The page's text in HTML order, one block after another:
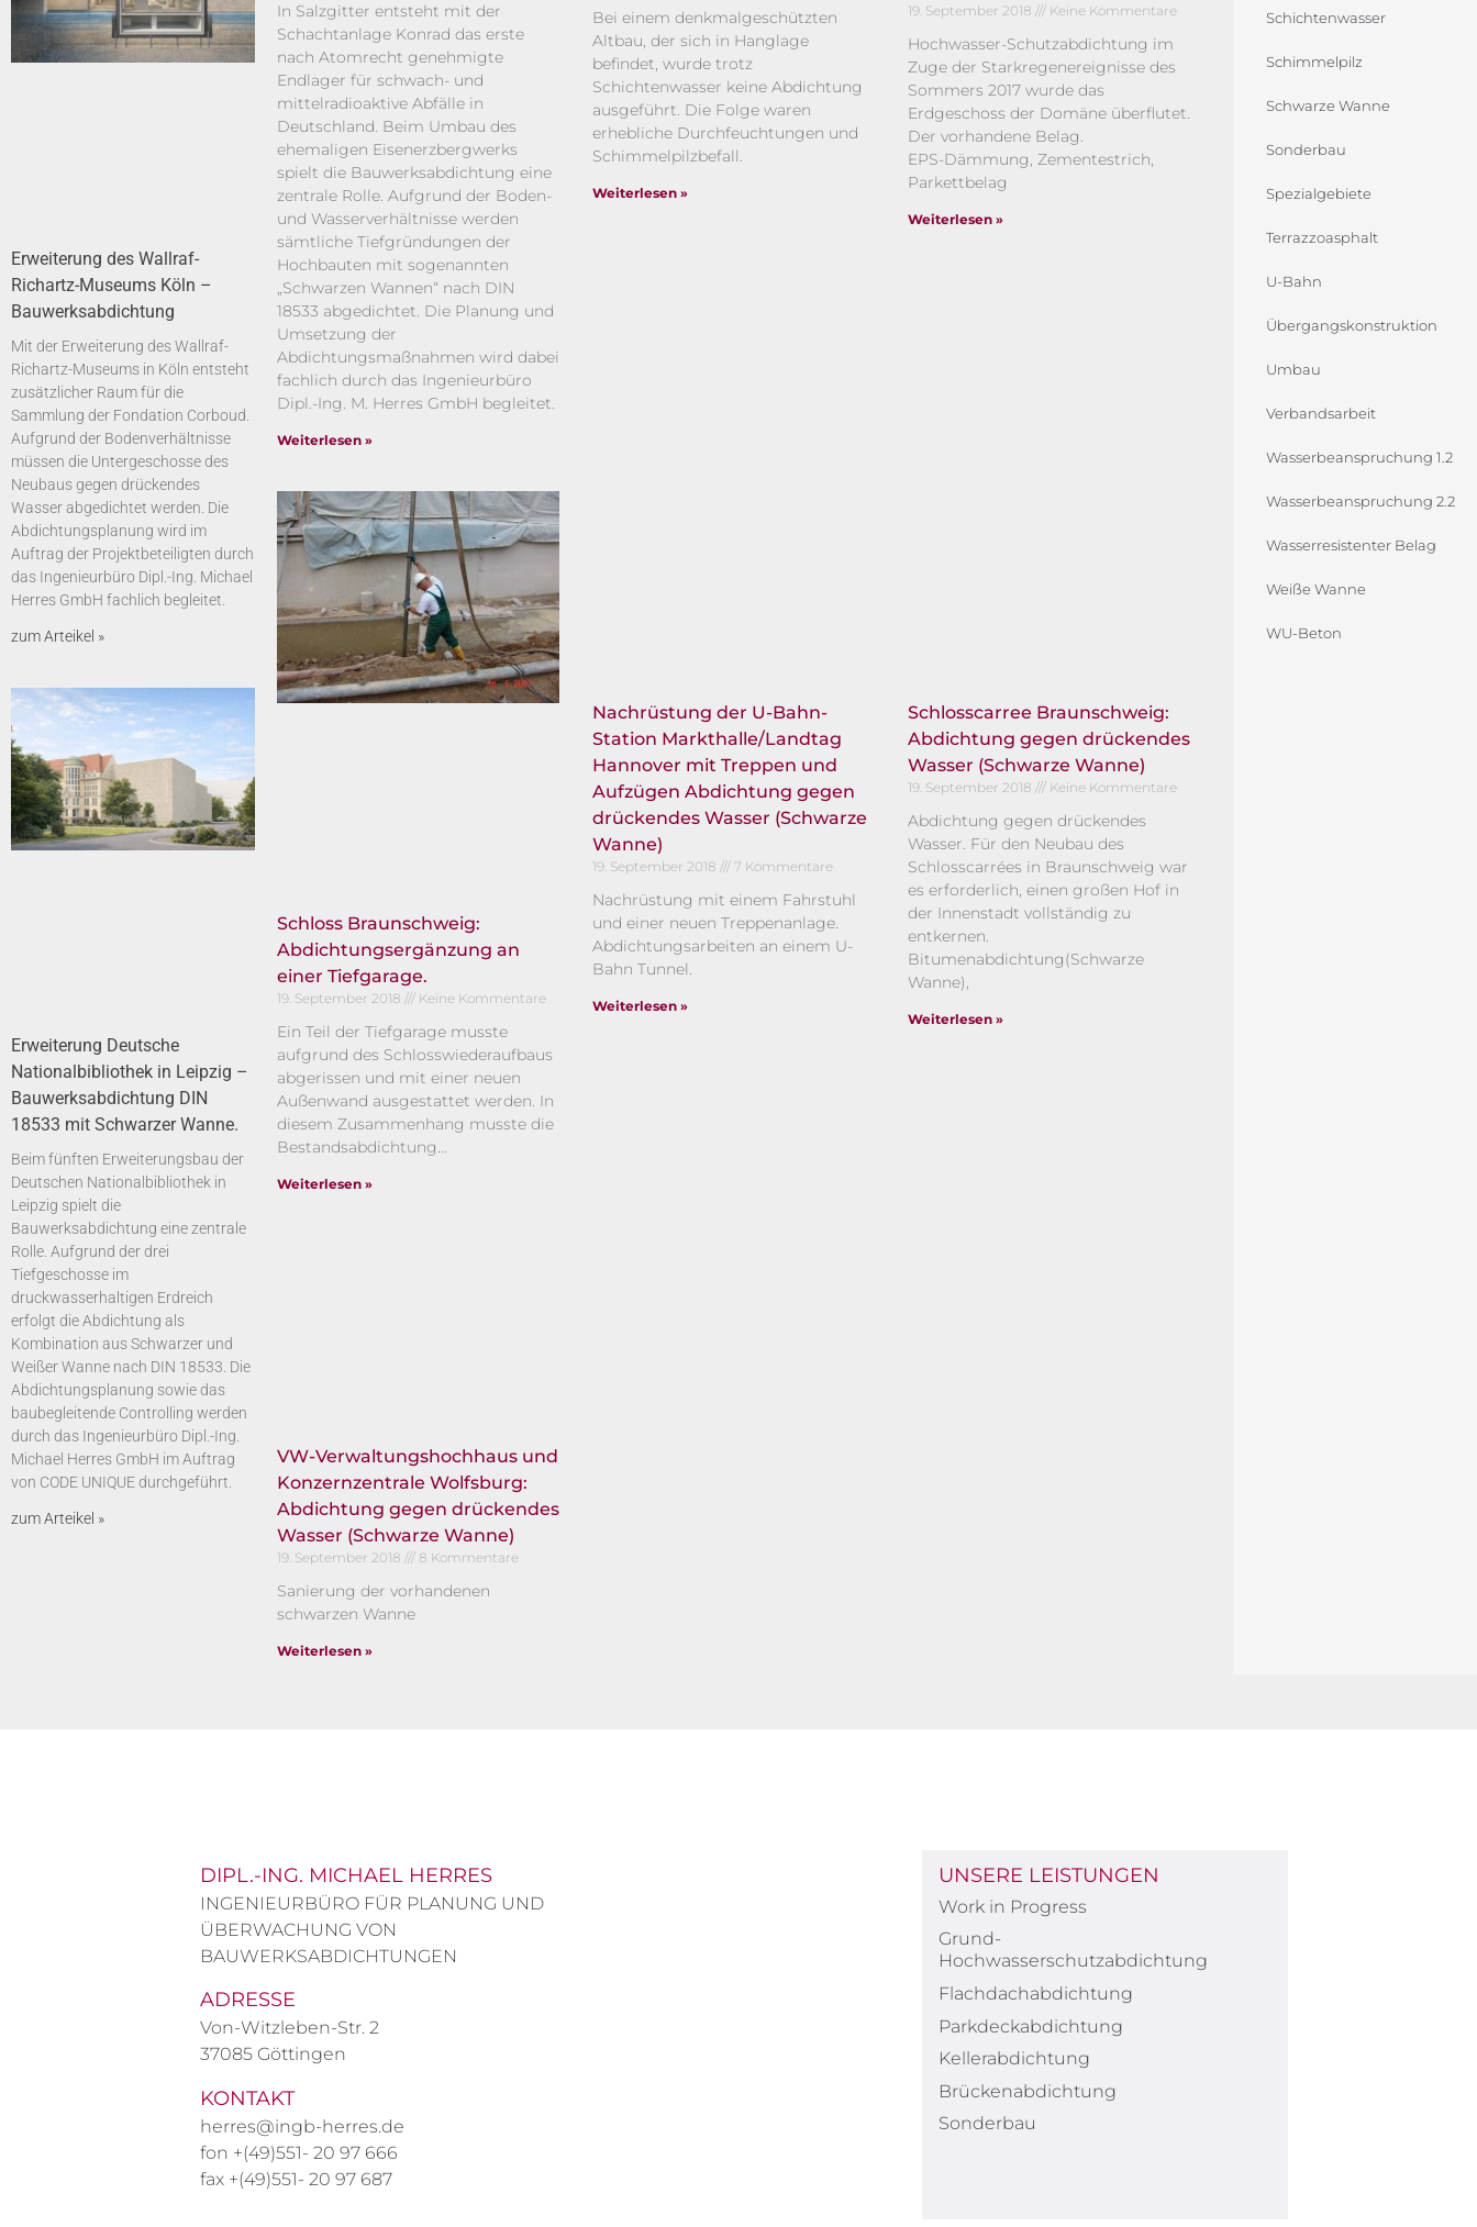
Erweiterung des Wallraf-
Richartz-Museums Köln –
Bauwerksabdichtung
Mit der Erweiterung des Wallraf-
Richartz-Museums in Köln entsteht
zusätzlicher Raum für die
Sammlung der Fondation Corboud.
Aufgrund der Bodenverhältnisse
müssen die Untergeschosse des
Neubaus gegen drückendes
Wasser abgedichtet werden. Die
Abdichtungsplanung wird im
Auftrag der Projektbeteiligten durch
das Ingenieurbüro Dipl.-Ing. Michael
Herres GmbH fachlich begleitet.
zum Arteikel »
Erweiterung Deutsche
Nationalbibliothek in Leipzig –
Bauwerksabdichtung DIN
18533 mit Schwarzer Wanne.
Beim fünften Erweiterungsbau der
Deutschen Nationalbibliothek in
Leipzig spielt die
Bauwerksabdichtung eine zentrale
Rolle. Aufgrund der drei
Tiefgeschosse im
druckwasserhaltigen Erdreich
erfolgt die Abdichtung als
Kombination aus Schwarzer und
Weißer Wanne nach DIN 18533. Die
Abdichtungsplanung sowie das
baubegleitende Controlling werden
durch das Ingenieurbüro Dipl.-Ing.
Michael Herres GmbH im Auftrag
von CODE UNIQUE durchgeführt.
zum Arteikel »
In Salzgitter entsteht mit der
Schachtanlage Konrad das erste
nach Atomrecht genehmigte
Endlager für schwach- und
mittelradioaktive Abfälle in
Deutschland. Beim Umbau des
ehemaligen Eisenerzbergwerks
spielt die Bauwerksabdichtung eine
zentrale Rolle. Aufgrund der Boden-
und Wasserverhältnisse werden
sämtliche Tiefgründungen der
Hochbauten mit sogenannten
„Schwarzen Wannen“ nach DIN
18533 abgedichtet. Die Planung und
Umsetzung der
Abdichtungsmaßnahmen wird dabei
fachlich durch das Ingenieurbüro
Dipl.-Ing. M. Herres GmbH begleitet.
Weiterlesen »
Bei einem denkmalgeschützten
Altbau, der sich in Hanglage
befindet, wurde trotz
Schichtenwasser keine Abdichtung
ausgeführt. Die Folge waren
erhebliche Durchfeuchtungen und
Schimmelpilzbefall.
Weiterlesen »
19. September 2018 Keine Kommentare
Hochwasser-Schutzabdichtung im
Zuge der Starkregenereignisse des
Sommers 2017 wurde das
Erdgeschoss der Domäne überflutet.
Der vorhandene Belag.
EPS-Dämmung, Zementestrich,
Parkettbelag
Weiterlesen »
Schloss Braunschweig:
Abdichtungsergänzung an
einer Tiefgarage.
19. September 2018 Keine Kommentare
Ein Teil der Tiefgarage musste
aufgrund des Schlosswiederaufbaus
abgerissen und mit einer neuen
Außenwand ausgestattet werden. In
diesem Zusammenhang musste die
Bestandsabdichtung…
Weiterlesen »
Nachrüstung der U-Bahn-
Station Markthalle/Landtag
Hannover mit Treppen und
Aufzügen Abdichtung gegen
drückendes Wasser (Schwarze
Wanne)
19. September 2018 7 Kommentare
Nachrüstung mit einem Fahrstuhl
und einer neuen Treppenanlage.
Abdichtungsarbeiten an einem U-
Bahn Tunnel.
Weiterlesen »
Schlosscarree Braunschweig:
Abdichtung gegen drückendes
Wasser (Schwarze Wanne)
19. September 2018 Keine Kommentare
Abdichtung gegen drückendes
Wasser. Für den Neubau des
Schlosscarrées in Braunschweig war
es erforderlich, einen großen Hof in
der Innenstadt vollständig zu
entkernen.
Bitumenabdichtung(Schwarze
Wanne),
Weiterlesen »
VW-Verwaltungshochhaus und
Konzernzentrale Wolfsburg:
Abdichtung gegen drückendes
Wasser (Schwarze Wanne)
19. September 2018 8 Kommentare
Sanierung der vorhandenen
schwarzen Wanne
Weiterlesen »
Schichtenwasser
Schimmelpilz
Schwarze Wanne
Sonderbau
Spezialgebiete
Terrazzoasphalt
U-Bahn
Übergangskonstruktion
Umbau
Verbandsarbeit
Wasserbeanspruchung 1.2
Wasserbeanspruchung 2.2
Wasserresistenter Belag
Weiße Wanne
WU-Beton
DIPL.-ING. MICHAEL HERRES
INGENIEURBÜRO FÜR PLANUNG UND
ÜBERWACHUNG VON
BAUWERKSABDICHTUNGEN
ADRESSE
Von-Witzleben-Str. 2
37085 Göttingen
KONTAKT
herres@ingb-herres.de
fon +(49)551- 20 97 666
fax +(49)551- 20 97 687
UNSERE LEISTUNGEN
Work in Progress
Grund-
Hochwasserschutzabdichtung
Flachdachabdichtung
Parkdeckabdichtung
Kellerabdichtung
Brückenabdichtung
Sonderbau